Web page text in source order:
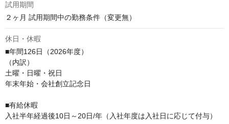
試用期間
２ヶ月 試用期間中の勤務条件（変更無）
休日・休暇
■年間126日（2026年度）
（内訳）
土曜・日曜・祝日
年末年始・会社創立記念日
■有給休暇
入社半年経過後10日～20日/年（入社年度は入社日に応じて付与）